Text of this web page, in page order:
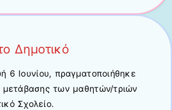
Δημοτικό
6 Ιουνίου, πραγματοποιήθηκε
των μαθητών/τριών
Σχολείο.